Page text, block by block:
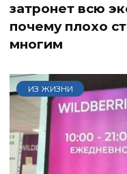
затронет всю
почему плохо
многим
ИЗ ЖИЗНИ